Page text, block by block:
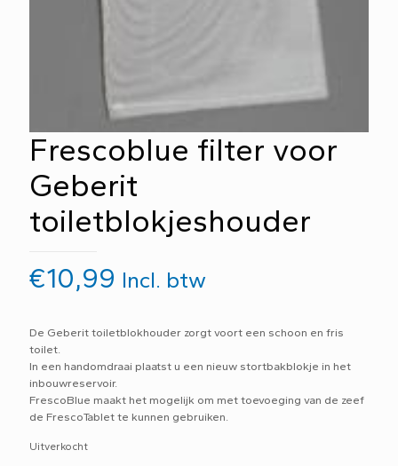
Frescoblue filter voor
Geberit
toiletblokjeshouder
€10,99 Incl. btw
De Geberit toiletblokhouder zorgt voort een schoon en fris
toilet.
In een handomdraai plaatst u een nieuw stortbakblokje in het
inbouwreservoir.
FrescoBlue maakt het mogelijk om met toevoeging van de zeef
de FrescoTablet te kunnen gebruiken.
Uitverkocht